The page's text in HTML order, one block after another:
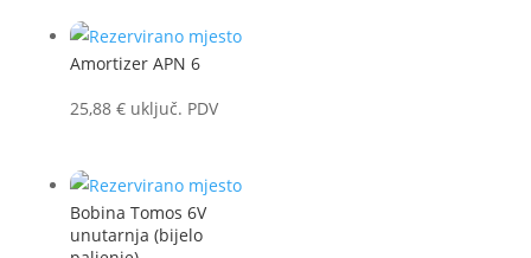
Amortizer APN 6
25,88 € uključ. PDV
Bobina Tomos 6V
unutarnja (bijelo